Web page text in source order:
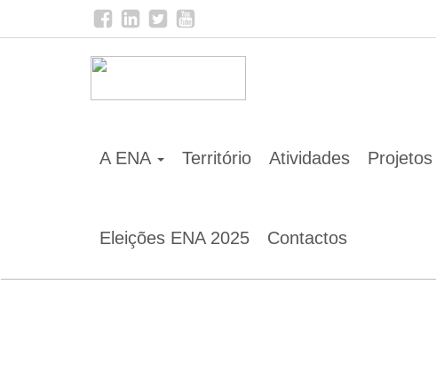
A ENA Território Atividades Projetos
Eleições ENA 2025 Contactos
Home